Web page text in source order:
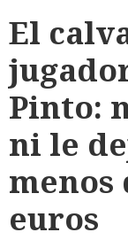
El
Pinto:
ni le
menos
euros